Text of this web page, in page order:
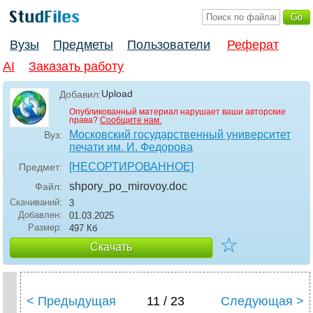
Вузы Предметы Пользователи
Реферат
AI
Заказать работу
Добавил:Upload
Опубликованный материал нарушает ваши авторские
права? Сообщите нам.
Вуз:
Московский государственный университет
печати им. И. Федорова
Предмет: [НЕСОРТИРОВАННОЕ]
Файл: shpory_po_mirovoy.doc
Скачиваний:
3
Добавлен:
01.03.2025
Размер:
497 Кб
Скачать ☆
< Предыдущая 11 / 23 Следующая >